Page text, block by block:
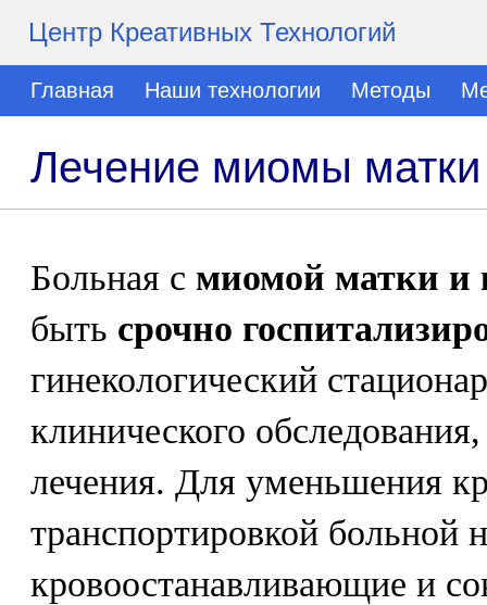
Центр Креативных Технологий
Главная Наши технологии Методы
Лечение миомы матки
Больная с миомой матки и
быть срочно
гинекологический
клинического
лечения. Для уменьшения
транспортировкой больной
кровоостанавливающие и